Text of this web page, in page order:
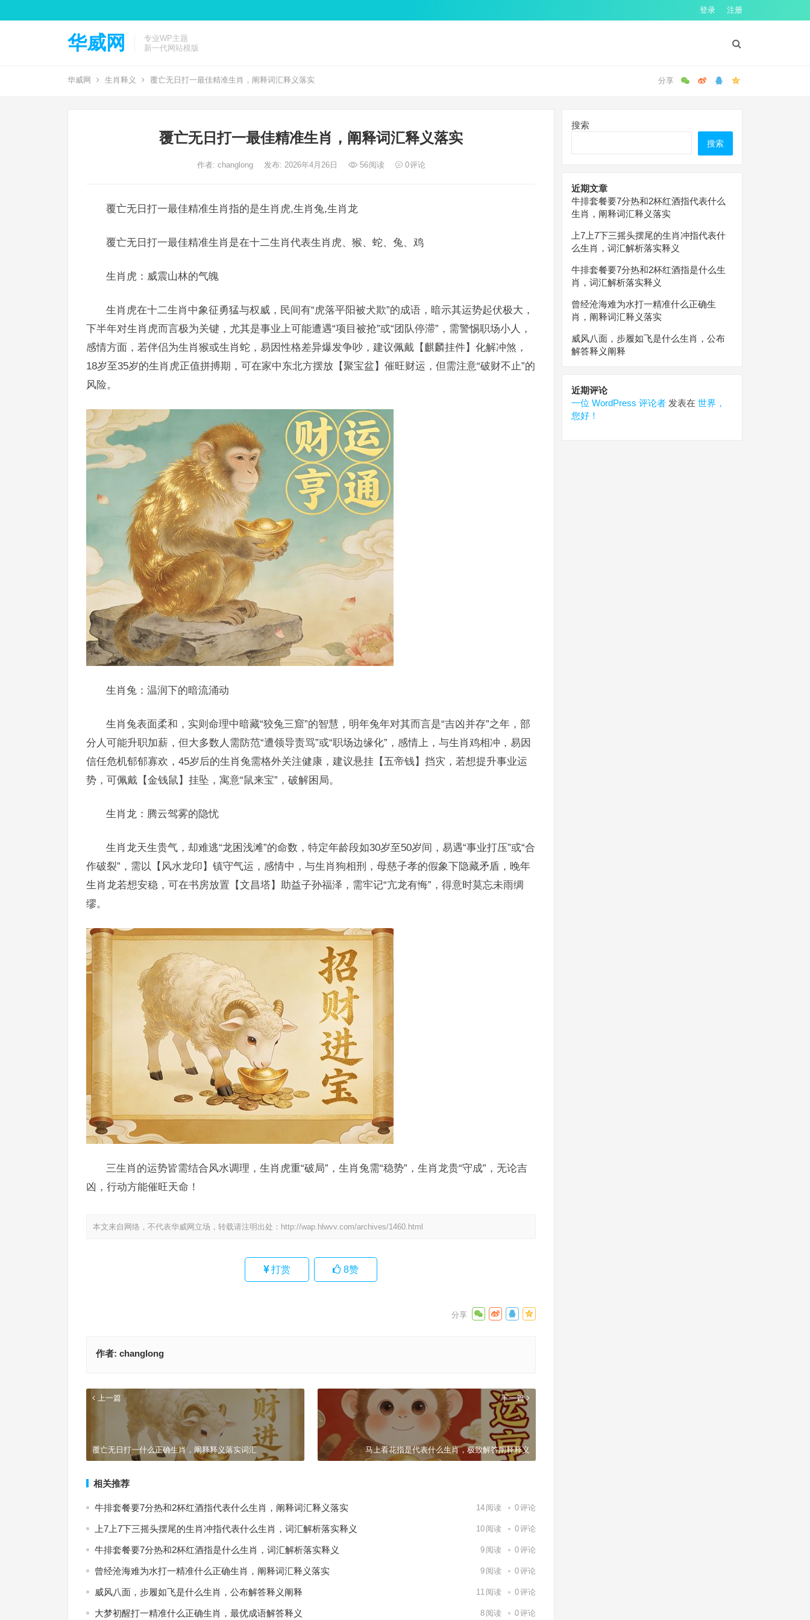
登录 注册
华威网
专业WP主题
新一代网站模版
华威网 生肖释义 覆亡无日打一最佳精准生肖，阐释词汇释义落实
覆亡无日打一最佳精准生肖，阐释词汇释义落实
作者: changlong 发布: 2026年4月26日 56阅读 0评论
覆亡无日打一最佳精准生肖指的是生肖虎,生肖兔,生肖龙
覆亡无日打一最佳精准生肖是在十二生肖代表生肖虎、猴、蛇、兔、鸡
生肖虎：威震山林的气魄
生肖虎在十二生肖中象征勇猛与权威，民间有“虎落平阳被犬欺”的成语，暗示其运势起伏极大，
下半年对生肖虎而言极为关键，尤其是事业上可能遭遇“项目被抢”或“团队停滞”，需警惕职场小人，
感情方面，若伴侣为生肖猴或生肖蛇，易因性格差异爆发争吵，建议佩戴【麒麟挂件】化解冲煞，
18岁至35岁的生肖虎正值拼搏期，可在家中东北方摆放【聚宝盆】催旺财运，但需注意“破财不止”的
风险。
生肖兔：温润下的暗流涌动
生肖兔表面柔和，实则命理中暗藏“狡兔三窟”的智慧，明年兔年对其而言是“吉凶并存”之年，部
分人可能升职加薪，但大多数人需防范“遭领导责骂”或“职场边缘化”，感情上，与生肖鸡相冲，易因
信任危机郁郁寡欢，45岁后的生肖兔需格外关注健康，建议悬挂【五帝钱】挡灾，若想提升事业运
势，可佩戴【金钱鼠】挂坠，寓意“鼠来宝”，破解困局。
生肖龙：腾云驾雾的隐忧
生肖龙天生贵气，却难逃“龙困浅滩”的命数，特定年龄段如30岁至50岁间，易遇“事业打压”或“合
作破裂”，需以【风水龙印】镇守气运，感情中，与生肖狗相刑，母慈子孝的假象下隐藏矛盾，晚年
生肖龙若想安稳，可在书房放置【文昌塔】助益子孙福泽，需牢记“亢龙有悔”，得意时莫忘未雨绸
缪。
三生肖的运势皆需结合风水调理，生肖虎重“破局”，生肖兔需“稳势”，生肖龙贵“守成”，无论吉
凶，行动方能催旺天命！
本文来自网络，不代表华威网立场，转载请注明出处： http://wap.hlwvv.com/archives/1460.html
打赏 8赞
作者: changlong
上一篇
覆亡无日打一什么正确生肖，阐释释义落实词汇
下一篇
马上看花指是代表什么生肖，极致解答阐释释义
相关推荐
牛排套餐要7分热和2杯红酒指代表什么生肖，阐释词汇释义落实 14 阅读 0评论
上7上7下三摇头摆尾的生肖冲指代表什么生肖，词汇解析落实释义 10 阅读 0评论
牛排套餐要7分热和2杯红酒指是什么生肖，词汇解析落实释义 9 阅读 0评论
曾经沧海难为水打一精准什么正确生肖，阐释词汇释义落实 9 阅读 0评论
威风八面，步履如飞是什么生肖，公布解答释义阐释 11 阅读 0评论
大梦初醒打一精准什么正确生肖，最优成语解答释义 8 阅读 0评论
搜索
搜索
近期文章
牛排套餐要7分热和2杯红酒指代表什么
生肖，阐释词汇释义落实
上7上7下三摇头摆尾的生肖冲指代表什
么生肖，词汇解析落实释义
牛排套餐要7分热和2杯红酒指是什么生
肖，词汇解析落实释义
曾经沧海难为水打一精准什么正确生
肖，阐释词汇释义落实
威风八面，步履如飞是什么生肖，公布
解答释义阐释
近期评论
一位 WordPress 评论者 发表在 世界，
您好！